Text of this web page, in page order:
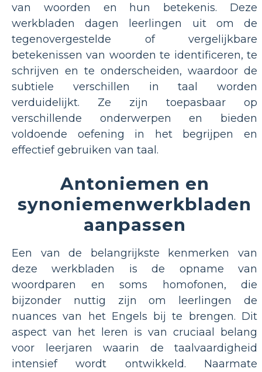
van woorden en hun betekenis. Deze
werkbladen dagen leerlingen uit om de
tegenovergestelde of vergelijkbare
betekenissen van woorden te identificeren, te
schrijven en te onderscheiden, waardoor de
subtiele verschillen in taal worden
verduidelijkt. Ze zijn toepasbaar op
verschillende onderwerpen en bieden
voldoende oefening in het begrijpen en
effectief gebruiken van taal.
Antoniemen en
synoniemenwerkbladen
aanpassen
Een van de belangrijkste kenmerken van
deze werkbladen is de opname van
woordparen en soms homofonen, die
bijzonder nuttig zijn om leerlingen de
nuances van het Engels bij te brengen. Dit
aspect van het leren is van cruciaal belang
voor leerjaren waarin de taalvaardigheid
intensief wordt ontwikkeld. Naarmate